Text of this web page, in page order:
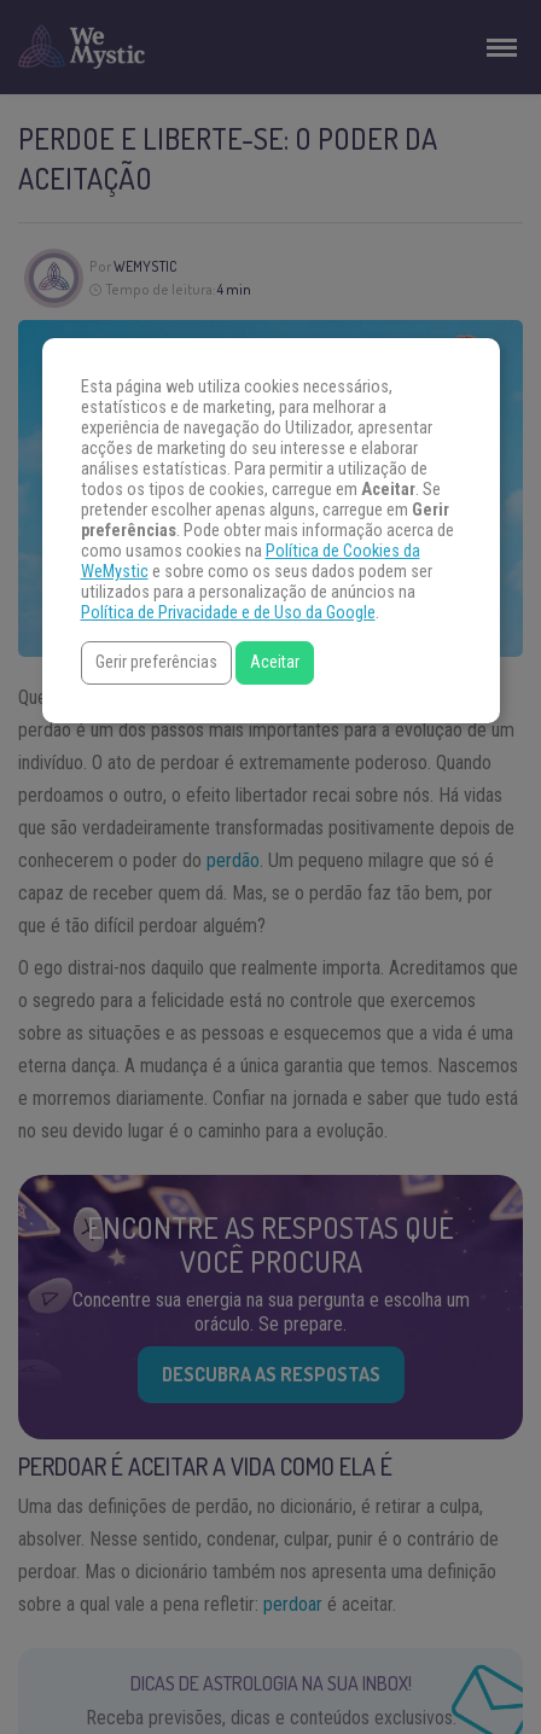
PERDOE E LIBERTE-SE: O PODER DA
ACEITAÇÃO
PorWEMYSTIC
Tempo de leitura:4 min
Quem se interessa por
perdão é um dos passos mais importantes para a evolução de um
indivíduo. O ato de perdoar é extremamente poderoso. Quando
perdoamos o outro, o efeito libertador recai sobre nós. Há vidas
que são verdadeiramente transformadas positivamente depois de
conhecerem o poder do perdão . Um pequeno milagre que só é
capaz de receber quem dá. Mas, se o perdão faz tão bem, por
que é tão difícil perdoar alguém?
O ego distrai-nos daquilo que realmente importa. Acreditamos que
o segredo para a felicidade está no controle que exercemos
sobre as situações e as pessoas e esquecemos que a vida é uma
eterna dança. A mudança é a única garantia que temos. Nascemos
e morremos diariamente. Confiar na jornada e saber que tudo está
no seu devido lugar é o caminho para a evolução.
ENCONTRE AS RESPOSTAS QUE
VOCÊ PROCURA
Concentre sua energia na sua pergunta e escolha um
oráculo. Se prepare.
DESCUBRA AS RESPOSTAS
PERDOAR É ACEITAR A VIDA COMO ELA É
Uma das definições de perdão, no dicionário, é retirar a culpa,
absolver. Nesse sentido, condenar, culpar, punir é o contrário de
perdoar. Mas o dicionário também nos apresenta uma definição
sobre a qual vale a pena refletir: perdoar é aceitar.
DICAS DE ASTROLOGIA NA SUA INBOX!
Receba previsões, dicas e conteúdos exclusivos.
Esta página web utiliza cookies necessários,
estatísticos e de marketing, para melhorar a
experiência de navegação do Utilizador, apresentar
acções de marketing do seu interesse e elaborar
análises estatísticas. Para permitir a utilização de
todos os tipos de cookies, carregue em Aceitar. Se
pretender escolher apenas alguns, carregue em Gerir
preferências. Pode obter mais informação acerca de
como usamos cookies na Política de Cookies da
WeMystice sobre como os seus dados podem ser
utilizados para a personalização de anúncios na
Política de Privacidade e de Uso da Google.
Gerir preferências Aceitar